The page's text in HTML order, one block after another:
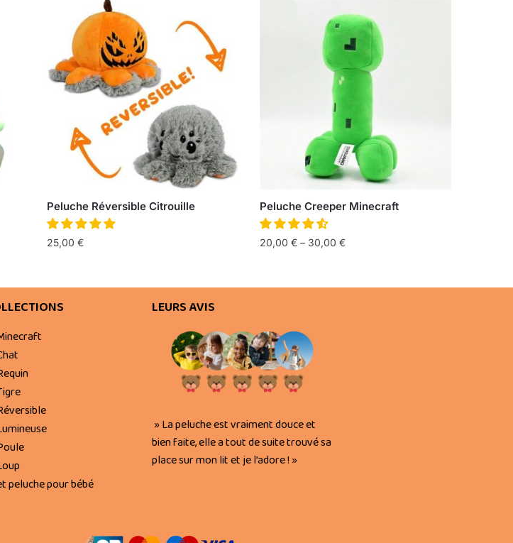
Peluche Réversible Citrouille
25,00 €
Peluche Creeper Minecraft
20,00 € – 30,00 €
peluche pour bébé
LEURS AVIS
» La peluche est vraiment douce et
bien faite, elle a tout de suite trouvé sa
place sur mon lit et je l’adore ! »